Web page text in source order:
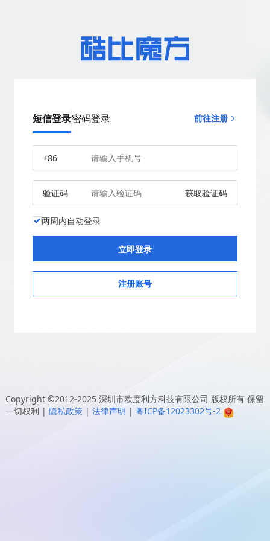
短信登录密码登录 前往注册
+86
验证码 获取验证码
两周内自动登录
注册账号
Copyright ©2012-2025 深圳市欧度利方科技有限公司 版权所有 保留
一切权利 | 隐私政策 | 法律声明 | 粤ICP备12023302号-2